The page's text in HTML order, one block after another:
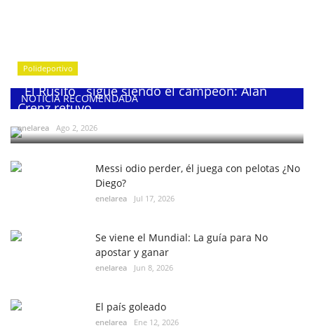
NOTICIA RECOMENDADA
Polideportivo
¨El Rusito¨ sigue siendo el campeón: Alan
Crenz retuvo...
enelarea Ago 2, 2026
Messi odio perder, él juega con pelotas ¿No
Diego?
enelarea Jul 17, 2026
Se viene el Mundial: La guía para No
apostar y ganar
enelarea Jun 8, 2026
El país goleado
enelarea Ene 12, 2026